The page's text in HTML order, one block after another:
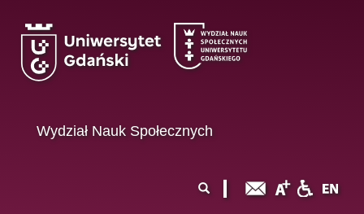
Wydział Nauk Społecznych